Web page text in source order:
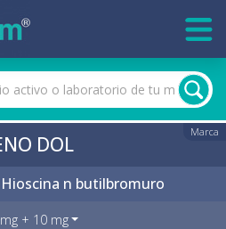
Marca
DOL
n butilbromuro
+ 10 mg